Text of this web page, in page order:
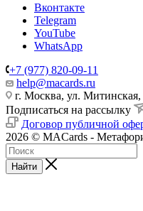
Вконтакте
Telegram
YouTube
WhatsApp
+7 (977) 820-09-11
help@macards.ru
г. Москва, ул. Митинская,
Подписаться на рассылку
Договор публичной
2026 © MACards -
Найти